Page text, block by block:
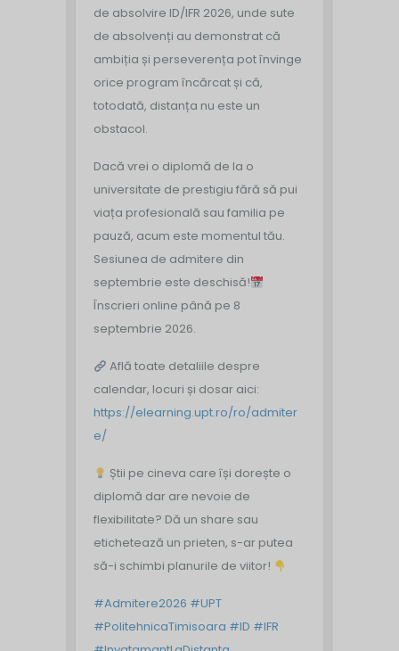
de absolvire ID/IFR 2026, unde sute
de absolvenți au demonstrat că
ambiția și perseverența pot învinge
orice program încărcat și că,
totodată, distanța nu este un
obstacol.
Dacă vrei o diplomă de la o
universitate de prestigiu fără să pui
viața profesională sau familia pe
pauză, acum este momentul tău.
Sesiunea de admitere din
septembrie este deschisă!
Înscrieri online până pe 8
septembrie 2026.
Află toate detaliile despre
calendar, locuri și dosar aici:
https://elearning.upt.ro/ro/admiter
e/
Știi pe cineva care își dorește o
diplomă dar are nevoie de
flexibilitate? Dă un share sau
etichetează un prieten, s-ar putea
să-i schimbi planurile de viitor!
#Admitere2026 #UPT
#PolitehnicaTimisoara #ID #IFR